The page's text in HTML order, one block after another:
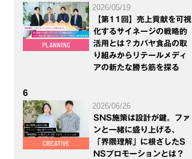
2026/05/19
【第11回】売上貢献を可視
化するサイネージの戦略的
活用とは？カバヤ食品の取
り組みからリテールメディ
アの新たな勝ち筋を探る
6
2026/06/26
SNS施策は設計が鍵。ファ
ンと一緒に盛り上げる、
「界隈理解」に根ざしたS
NSプロモーションとは？